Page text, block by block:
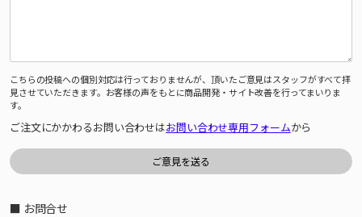
こちらの投稿への個別対応は行っておりませんが、頂いたご意見はスタッフがすべて拝
見させていただきます。お客様の声をもとに商品開発・サイト改善を行ってまいりま
す。
ご注文にかかわるお問い合わせはお問い合わせ専用フォームから
■ お問合せ